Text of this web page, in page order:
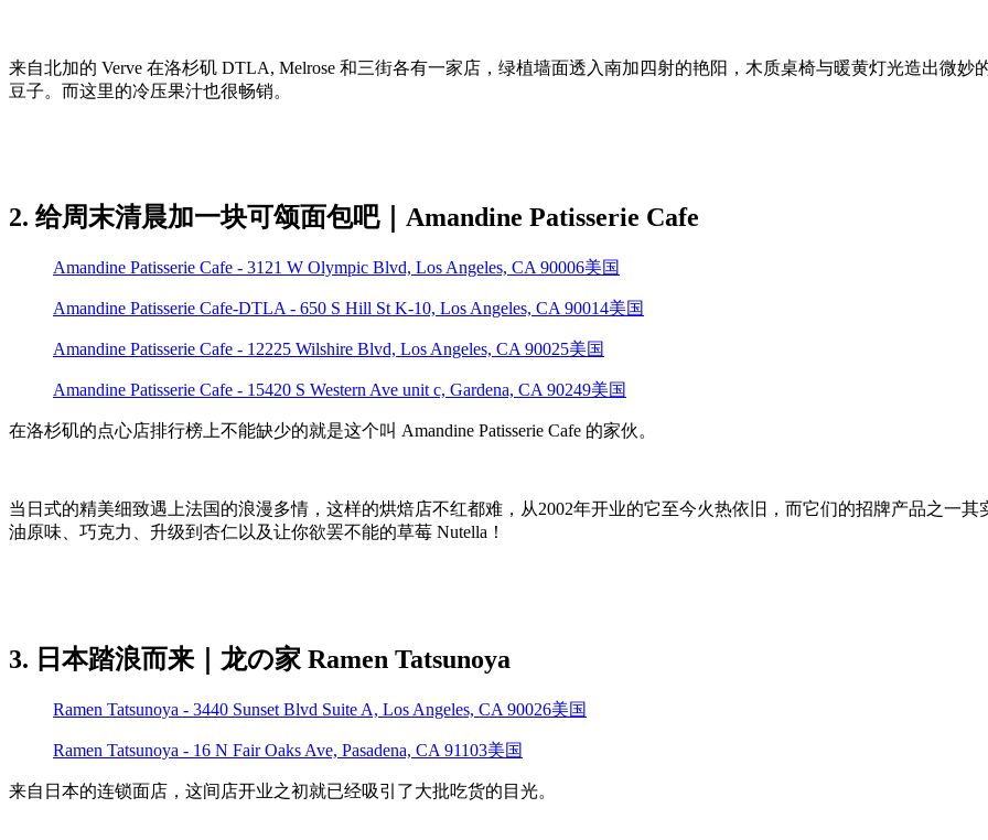
来自北加的 Verve 在洛杉矶 DTLA, Melrose 和三街各有一家店，绿植墙面透入南加四射的艳阳，木质桌椅与暖黄灯光造出微
豆子。而这里的冷压果汁也很畅销。
2. 给周末清晨加一块可颂面包吧｜Amandine Patisserie Cafe
Amandine Patisserie Cafe - 3121 W Olympic Blvd, Los Angeles, CA 90006美国
Amandine Patisserie Cafe-DTLA - 650 S Hill St K-10, Los Angeles, CA 90014美国
Amandine Patisserie Cafe - 12225 Wilshire Blvd, Los Angeles, CA 90025美国
Amandine Patisserie Cafe - 15420 S Western Ave unit c, Gardena, CA 90249美国
在洛杉矶的点心店排行榜上不能缺少的就是这个叫 Amandine Patisserie Cafe 的家伙。
当日式的精美细致遇上法国的浪漫多情，这样的烘焙店不红都难，从2002年开业的它至今火热依旧，而它们的招牌产品之一
油原味、巧克力、升级到杏仁以及让你欲罢不能的草莓 Nutella！
3. 日本踏浪而来｜龙の家 Ramen Tatsunoya
Ramen Tatsunoya - 3440 Sunset Blvd Suite A, Los Angeles, CA 90026美国
Ramen Tatsunoya - 16 N Fair Oaks Ave, Pasadena, CA 91103美国
来自日本的连锁面店，这间店开业之初就已经吸引了大批吃货的目光。